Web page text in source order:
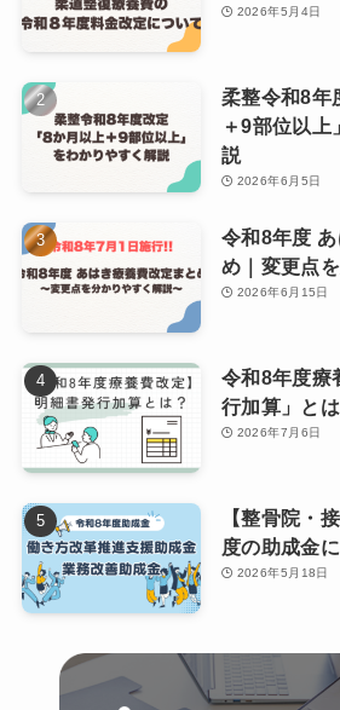
2026年5月4日
柔整令和8年
＋9部位以
説
2026年6月5日
令和8年度
め｜変更点
2026年6月15日
令和8年度療
行加算」と
2026年7月6日
【整骨院・
度の助成金
2026年5月18日